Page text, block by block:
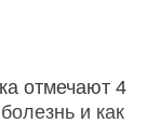
отмечают 4
и как